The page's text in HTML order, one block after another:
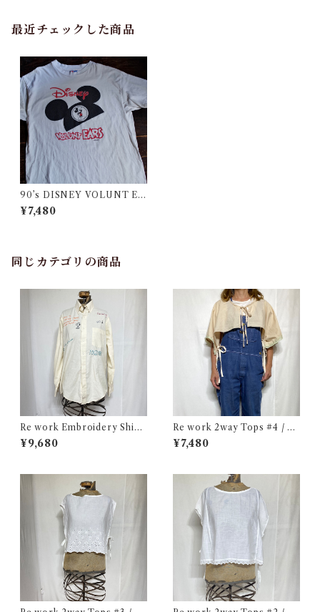
最近チェックした商品
90’s DISNEY VOLUNT EA
RS Tee / Micky Mouse Pri
nt Tee / 90年代 ミッキーマウ
¥7,480
同じカテゴリの商品
Re work Embroidery Shirt
/ リワーク ハンド刺繍入り シ
ャツ 古着
¥9,680
Re work 2way Tops #4 / リ
ワーク 2way トップス 古着
¥7,480